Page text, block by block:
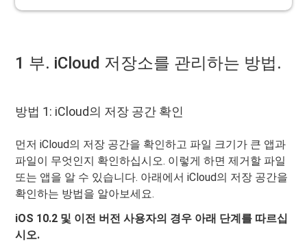
1 부. iCloud 저장소를 관리하는 방법.
방법 1: iCloud의 저장 공간 확인
먼저 iCloud의 저장 공간을 확인하고 파일 크기가 큰 앱과
파일이 무엇인지 확인하십시오. 이렇게 하면 제거할 파일
또는 앱을 알 수 있습니다. 아래에서 iCloud의 저장 공간을
확인하는 방법을 알아보세요.
iOS 10.2 및 이전 버전 사용자의 경우 아래 단계를 따르십
시오.